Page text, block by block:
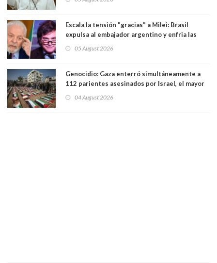
Escala la tensión "gracias" a Milei: Brasil
expulsa al embajador argentino y enfria las
trasandino
05 August 2026
Genocidio: Gaza enterró simultáneamente a
112 parientes asesinados por Israel, el mayor
muertos figuran 44 niños y nueve ancianos
04 August 2026